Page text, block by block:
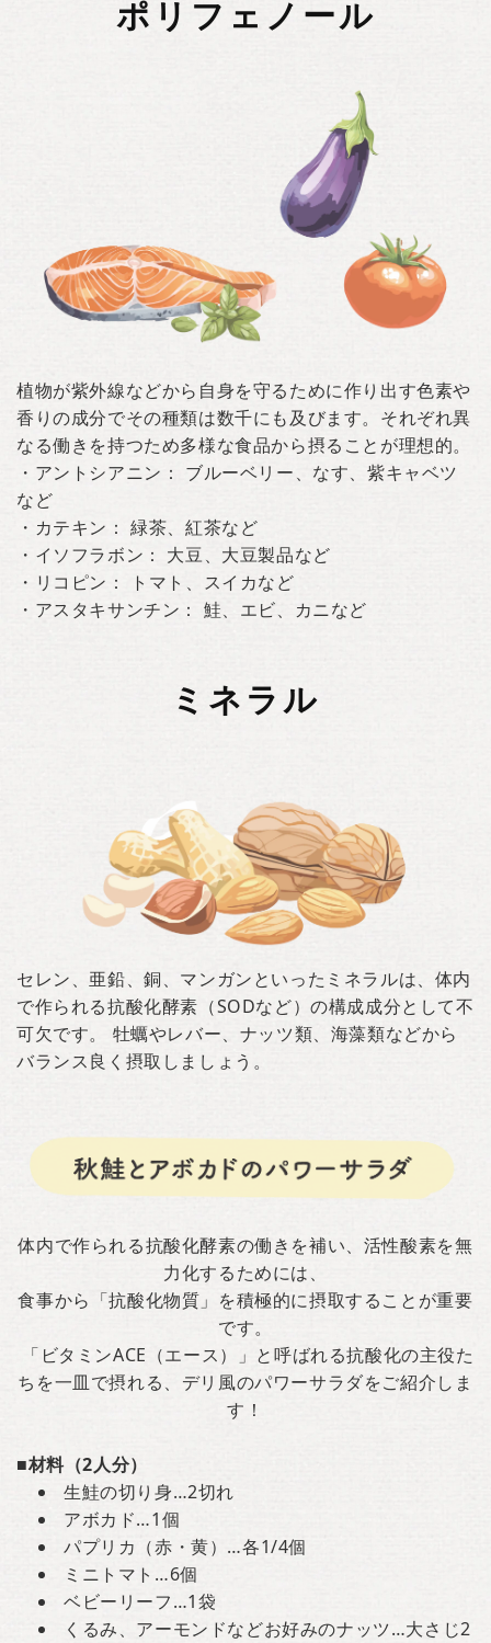
ポリフェノール
植物が紫外線などから自身を守るために作り出す色素や
香りの成分でその種類は数千にも及びます。それぞれ異
なる働きを持つため多様な食品から摂ることが理想的。
・アントシアニン： ブルーベリー、なす、紫キャベツ
など
・カテキン： 緑茶、紅茶など
・イソフラボン： 大豆、大豆製品など
・リコピン： トマト、スイカなど
・アスタキサンチン： 鮭、エビ、カニなど
ミネラル
セレン、亜鉛、銅、マンガンといったミネラルは、体内
で作られる抗酸化酵素（SODなど）の構成成分として不
可欠です。 牡蠣やレバー、ナッツ類、海藻類などから
バランス良く摂取しましょう。
体内で作られる抗酸化酵素の働きを補い、活性酸素を無
力化するためには、
食事から「抗酸化物質」を積極的に摂取することが重要
です。
「ビタミンACE（エース）」と呼ばれる抗酸化の主役た
ちを一皿で摂れる、デリ風のパワーサラダをご紹介しま
す！
■材料（2人分）
生鮭の切り身…2切れ
アボカド…1個
パプリカ（赤・黄）…各1/4個
ミニトマト…6個
ベビーリーフ…1袋
くるみ、アーモンドなどお好みのナッツ…大さじ2